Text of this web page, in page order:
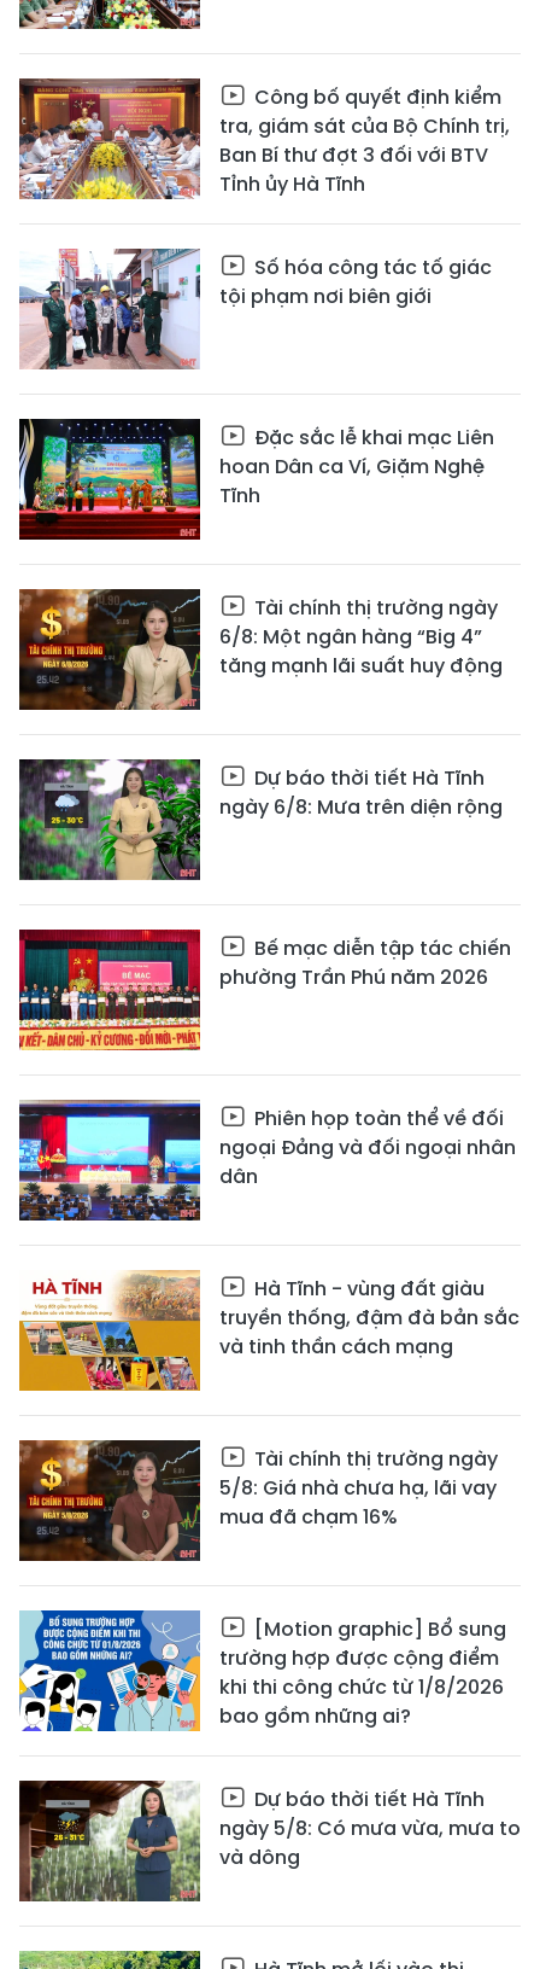
Công bố quyết định kiểm
tra, giám sát của Bộ Chính trị,
Ban Bí thư đợt 3 đối với BTV
Tỉnh ủy Hà Tĩnh
Số hóa công tác tố giác
tội phạm nơi biên giới
Đặc sắc lễ khai mạc Liên
hoan Dân ca Ví, Giặm Nghệ
Tĩnh
Tài chính thị trường ngày
6/8: Một ngân hàng “Big 4”
tăng mạnh lãi suất huy động
Dự báo thời tiết Hà Tĩnh
ngày 6/8: Mưa trên diện rộng
Bế mạc diễn tập tác chiến
phường Trần Phú năm 2026
Phiên họp toàn thể về đối
ngoại Đảng và đối ngoại nhân
dân
Hà Tĩnh - vùng đất giàu
truyền thống, đậm đà bản sắc
và tinh thần cách mạng
Tài chính thị trường ngày
5/8: Giá nhà chưa hạ, lãi vay
mua đã chạm 16%
[Motion graphic] Bổ sung
trường hợp được cộng điểm
khi thi công chức từ 1/8/2026
bao gồm những ai?
Dự báo thời tiết Hà Tĩnh
ngày 5/8: Có mưa vừa, mưa to
và dông